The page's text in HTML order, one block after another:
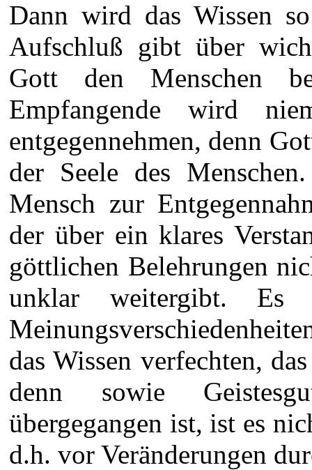
Dann wird das Wissen
Aufschluß gibt über
Gott den Menschen
Empfangende wird
entgegennehmen, denn
der Seele des
Mensch zur
der über ein klares
göttlichen Belehrungen
unklar weitergibt. Es
das Wissen verfechten,
denn sowie
übergegangen ist, ist es
d.h. vor Veränderungen